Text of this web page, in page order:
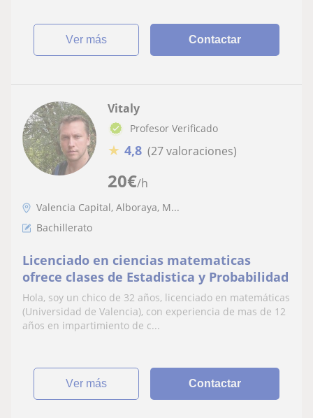
ver más Contactar
20€/h
Vitaly
Profesor Verificado
★ 4,8 (27 valoraciones)
Valencia Capital, Alboraya, M...
Bachillerato
Licenciado en ciencias matematicas
ofrece clases de Estadistica y Probabilidad
Hola, soy un chico de 32 años, licenciado en matemáticas
(Universidad de Valencia), con experiencia de mas de 12
años en impartimiento de c...
ver más Contactar